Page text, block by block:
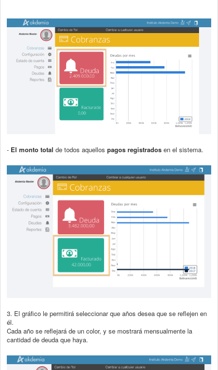
- El monto total de todos aquellos pagos registrados en el sistema.
3. El gráfico le permitirá seleccionar que años desea que se reflejen en
él.
Cada año se reflejará de un color, y se mostrará mensualmente la
cantidad de deuda que haya.